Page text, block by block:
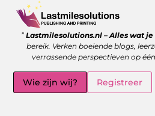
”Lastmilesolutions.nl – Alles wat
bereik. Verken boeiende blogs,
verrassende perspectieven op
Wie zijn wij? Registreer